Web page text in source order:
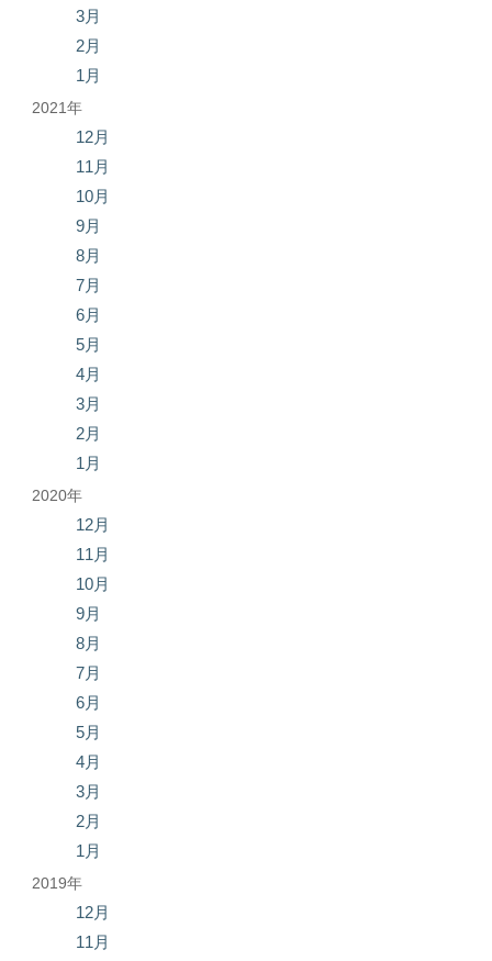
3月
2月
1月
2021年
12月
11月
10月
9月
8月
7月
6月
5月
4月
3月
2月
1月
2020年
12月
11月
10月
9月
8月
7月
6月
5月
4月
3月
2月
1月
2019年
12月
11月